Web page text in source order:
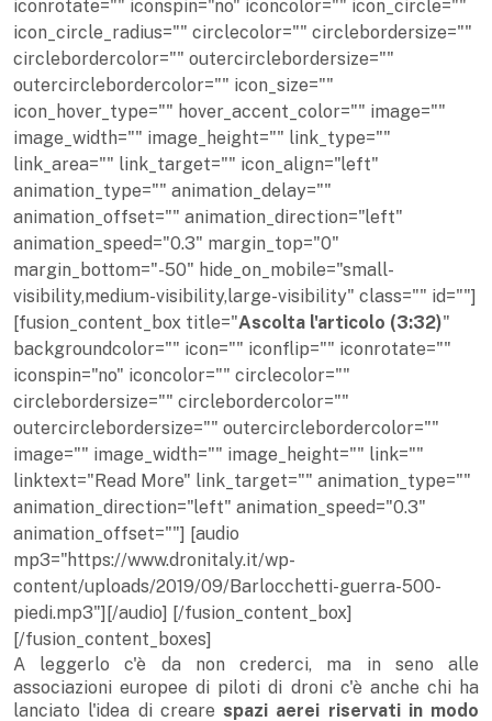
iconrotate="" iconspin="no" iconcolor="" icon_circle=""
icon_circle_radius="" circlecolor="" circlebordersize=""
circlebordercolor="" outercirclebordersize=""
outercirclebordercolor="" icon_size=""
icon_hover_type="" hover_accent_color="" image=""
image_width="" image_height="" link_type=""
link_area="" link_target="" icon_align="left"
animation_type="" animation_delay=""
animation_offset="" animation_direction="left"
animation_speed="0.3" margin_top="0"
margin_bottom="-50" hide_on_mobile="small-
visibility,medium-visibility,large-visibility" class="" id=""]
[fusion_content_box title="Ascolta l'articolo (3:32)"
backgroundcolor="" icon="" iconflip="" iconrotate=""
iconspin="no" iconcolor="" circlecolor=""
circlebordersize="" circlebordercolor=""
outercirclebordersize="" outercirclebordercolor=""
image="" image_width="" image_height="" link=""
linktext="Read More" link_target="" animation_type=""
animation_direction="left" animation_speed="0.3"
animation_offset=""] [audio
mp3="https://www.dronitaly.it/wp-
content/uploads/2019/09/Barlocchetti-guerra-500-
piedi.mp3"][/audio] [/fusion_content_box]
[/fusion_content_boxes]
A leggerlo c'è da non crederci, ma in seno alle
associazioni europee di piloti di droni c'è anche chi ha
lanciato l'idea di creare spazi aerei riservati in modo